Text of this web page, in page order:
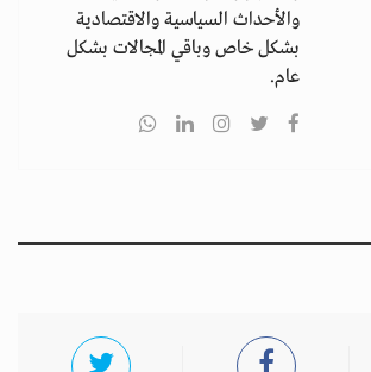
والأحداث السياسية والاقتصادية
بشكل خاص وباقي المجالات بشكل
عام.